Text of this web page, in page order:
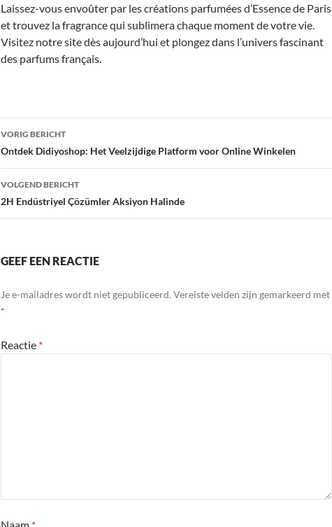
Laissez-vous envoûter par les créations parfumées d’Essence de Paris
et trouvez la fragrance qui sublimera chaque moment de votre vie.
Visitez notre site dès aujourd’hui et plongez dans l’univers fascinant
des parfums français.
Bericht
navigatie
VORIG BERICHT
Ontdek Didiyoshop: Het Veelzijdige Platform voor Online Winkelen
VOLGEND BERICHT
2H Endüstriyel Çözümler Aksiyon Halinde
GEEF EEN REACTIE
Je e-mailadres wordt niet gepubliceerd. Vereiste velden zijn gemarkeerd met
*
Reactie *